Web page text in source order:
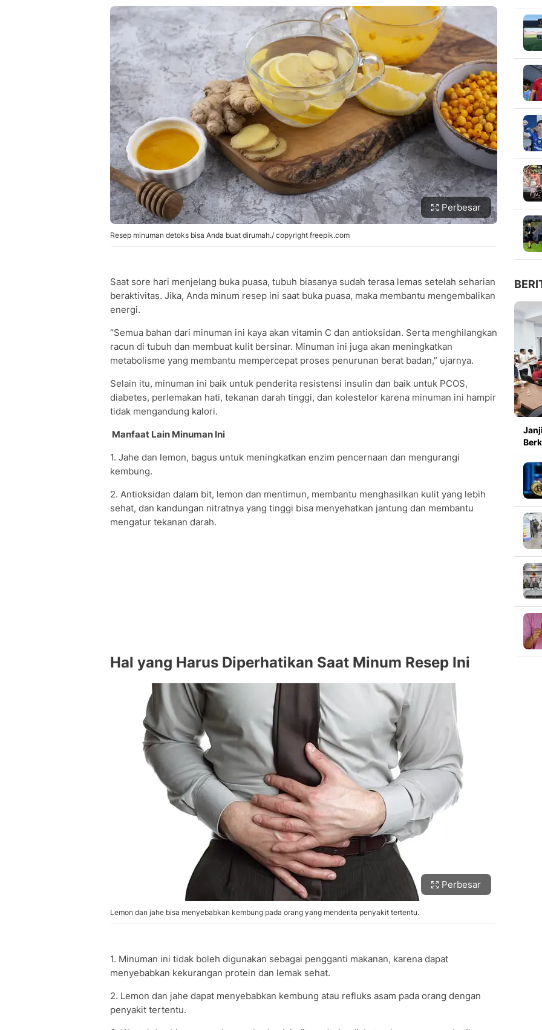
Perbesar
Resep minuman detoks bisa Anda buat dirumah./ copyright freepik.com
Saat sore hari menjelang buka puasa, tubuh biasanya sudah terasa lemas setelah seharian
beraktivitas. Jika, Anda minum resep ini saat buka puasa, maka membantu mengembalikan
energi.
“Semua bahan dari minuman ini kaya akan vitamin C dan antioksidan. Serta menghilangkan
racun di tubuh dan membuat kulit bersinar. Minuman ini juga akan meningkatkan
metabolisme yang membantu mempercepat proses penurunan berat badan,” ujarnya.
Selain itu, minuman ini baik untuk penderita resistensi insulin dan baik untuk PCOS,
diabetes, perlemakan hati, tekanan darah tinggi, dan kolestelor karena minuman ini hampir
tidak mengandung kalori.
Manfaat Lain Minuman Ini
1. Jahe dan lemon, bagus untuk meningkatkan enzim pencernaan dan mengurangi
kembung.
2. Antioksidan dalam bit, lemon dan mentimun, membantu menghasilkan kulit yang lebih
sehat, dan kandungan nitratnya yang tinggi bisa menyehatkan jantung dan membantu
mengatur tekanan darah.
Hal yang Harus Diperhatikan Saat Minum Resep Ini
Perbesar
Lemon dan jahe bisa menyebabkan kembung pada orang yang menderita penyakit tertentu.
1. Minuman ini tidak boleh digunakan sebagai pengganti makanan, karena dapat
menyebabkan kekurangan protein dan lemak sehat.
2. Lemon dan jahe dapat menyebabkan kembung atau refluks asam pada orang dengan
penyakit tertentu.